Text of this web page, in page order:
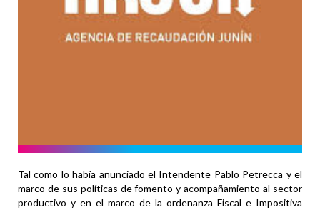
Tal como lo había anunciado el Intendente Pablo Petrecca y el
marco de sus políticas de fomento y acompañamiento al sector
productivo y en el marco de la ordenanza Fiscal e Impositiva